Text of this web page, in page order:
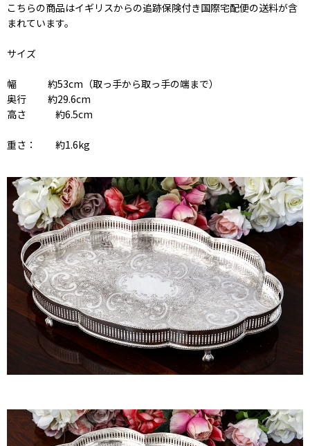
こちらの商品はイギリスからの追跡保険付き国際宅配便の送料が含
まれています。
サイズ
幅 約53cm（取っ手から取っ手の端まで）
奥行 約29.6cm
高さ 約6.5cm
重さ： 約1.6kg